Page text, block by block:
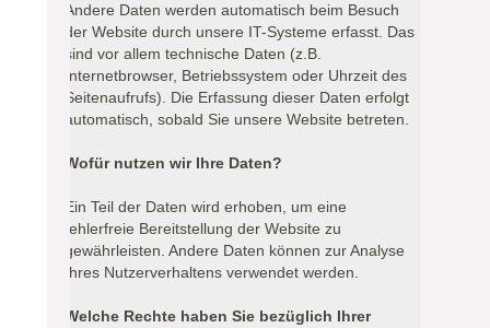
Andere Daten werden automatisch beim Besuch
der Website durch unsere IT-Systeme erfasst. Das
sind vor allem technische Daten (z.B.
Internetbrowser, Betriebssystem oder Uhrzeit des
Seitenaufrufs). Die Erfassung dieser Daten erfolgt
automatisch, sobald Sie unsere Website betreten.
Wofür nutzen wir Ihre Daten?
Ein Teil der Daten wird erhoben, um eine
fehlerfreie Bereitstellung der Website zu
gewährleisten. Andere Daten können zur Analyse
Ihres Nutzerverhaltens verwendet werden.
Welche Rechte haben Sie bezüglich Ihrer